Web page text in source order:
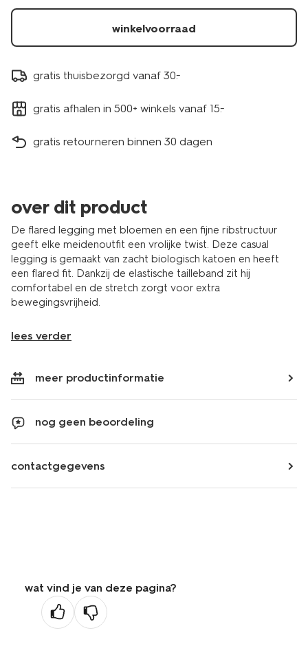
winkelvoorraad
gratis thuisbezorgd vanaf 30.-
gratis afhalen in 500+ winkels vanaf 15.-
gratis retourneren binnen 30 dagen
over dit product
De flared legging met bloemen en een fijne ribstructuur
geeft elke meidenoutfit een vrolijke twist. Deze casual
legging is gemaakt van zacht biologisch katoen en heeft
een flared fit. Dankzij de elastische tailleband zit hij
comfortabel en de stretch zorgt voor extra
bewegingsvrijheid.
lees verder
meer productinformatie
nog geen beoordeling
contactgegevens
wat vind je van deze pagina?